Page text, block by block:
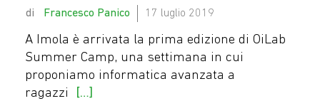
by Francesco Panico 17 luglio 2019
A Imola è arrivata la prima edizione di OiLab
Summer Camp, una settimana in cui
proponiamo informatica avanzata a
ragazzi
[…]